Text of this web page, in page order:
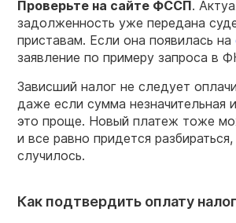
Проверьте на сайте ФССП.
задолженность уже передана
приставам. Если она появилась на
заявление по примеру запроса в
Зависший налог не следует
даже если сумма незначительная
это проще. Новый платеж тоже
и все равно придется
случилось.
Как подтвердить оплату